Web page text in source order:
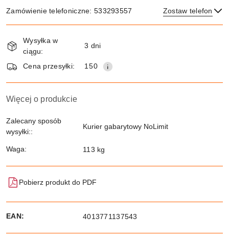
Zamówienie telefoniczne: 533293557 Zostaw telefon
i
dostawa
Wysyłka w
ciągu:
3 dni
Cena przesyłki: 150
Więcej o produkcie
Zalecany sposób
wysyłki::
Kurier gabarytowy NoLimit
Waga: 113 kg
Pobierz produkt do PDF
EAN: 4013771137543